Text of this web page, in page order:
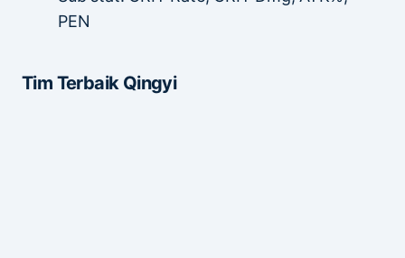
PEN
Tim Terbaik Qingyi